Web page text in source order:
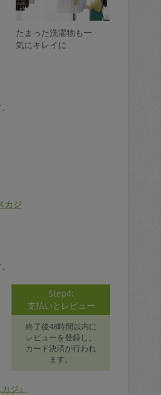
たまった洗濯物も一
気にキレイに
カジ
Step4:
支払いとレビュー
終了後48時間以内に
レビューを登録し、
カード決済が行われ
ます。
ジ』